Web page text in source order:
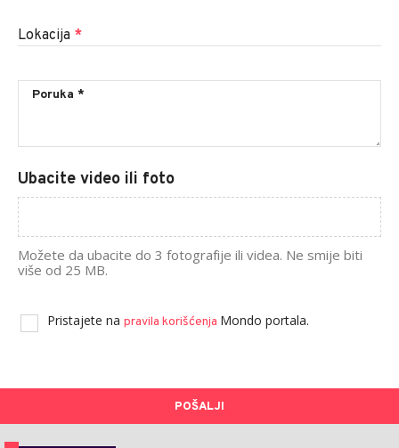
Lokacija *
Ubacite video ili foto
Možete da ubacite do 3 fotografije ili videa. Ne smije biti
više od 25 MB.
Pristajete na pravila korišćenja Mondo portala.
POŠALJI